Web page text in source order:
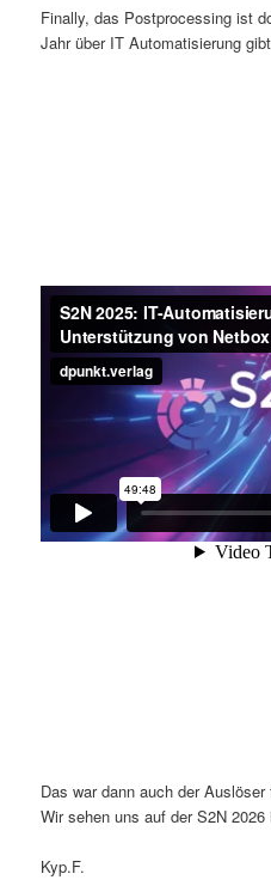
Finally, das Postprocessing ist
Jahr über IT Automatisierung
Das war dann auch der
Wir sehen uns auf der S2N 2026
Kyp.F.